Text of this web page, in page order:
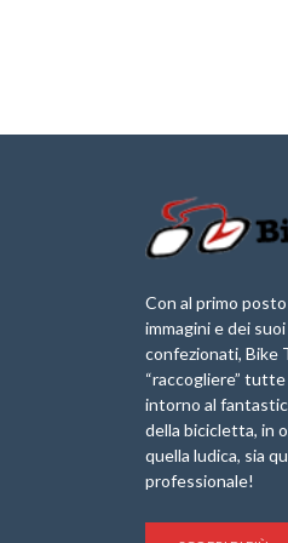
Con al primo
immagini e dei
confezionati, Bike
“raccogliere”
intorno al
della bicicletta, in
quella ludica, sia
professionale!
Briko Torino – 11
Maggio 2025 – r
Minerva Edizioni e
Giancarlo Brocci
per “Bartali l’Ultimo